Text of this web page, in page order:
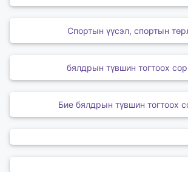
Спортын үүсэл, спортын
бялдрын түвшин тогтоох
Бие бялдрын түвшин тогтоох